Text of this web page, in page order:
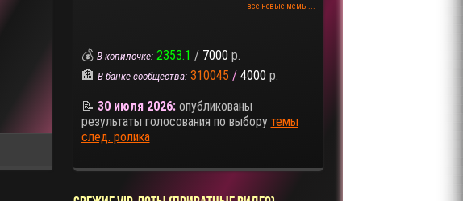
все новые мемы...
💰 В копилочке: 2353.1 / 7000 р.
🏦 В банке сообщества: 310045 / 4000 р.
📝 30 июля 2026:опубликованы
результаты голосования по выбору темы
след. ролика